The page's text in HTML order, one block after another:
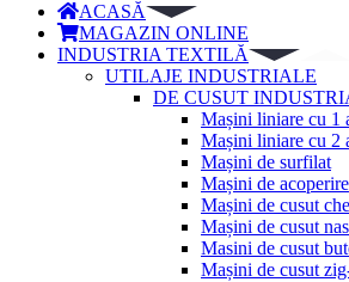
ACASĂ
MAGAZIN ONLINE
INDUSTRIA TEXTILĂ
UTILAJE INDUSTRIALE
DE CUSUT
Mașini liniare cu 1
Mașini liniare cu 2
Mașini de surfilat
Mașini de acoperire
Mașini de cusut
Mașini de cusut
Masini de cusut
Mașini de cusut